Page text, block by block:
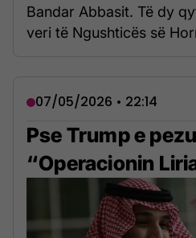
Bandar Abbasit. Të dy
veri të Ngushticës së
07/05/2026 • 22:14
Pse Trump e
“Operacionin